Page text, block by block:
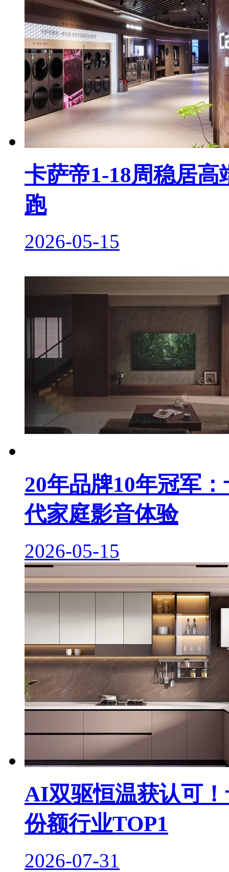
卡萨帝1-18周稳居
跑
2026-05-15
20年品牌10年冠军
代家庭影音体验
2026-05-15
AI双驱恒温获认可
份额行业TOP1
2026-07-31